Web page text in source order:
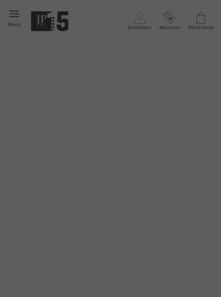
Menü Anmelden Aktionen Warenkorb